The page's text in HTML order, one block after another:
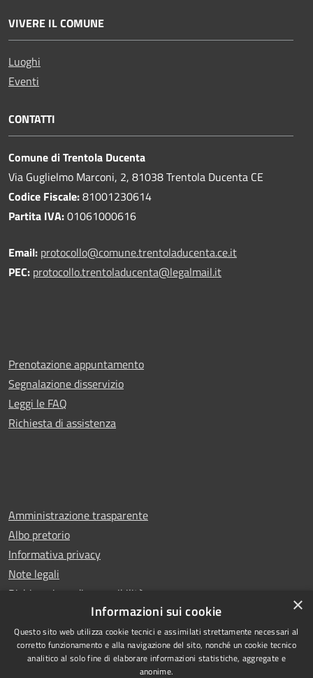
VIVERE IL COMUNE
Luoghi
Eventi
CONTATTI
Comune di Trentola Ducenta
Via Guglielmo Marconi, 2, 81038 Trentola Ducenta CE
Codice Fiscale:81001230614
Partita IVA:01061000616
Email: protocollo@comune.trentoladucenta.ce.it
PEC: protocollo.trentoladucenta@legalmail.it
Prenotazione appuntamento
Segnalazione disservizio
Leggi le FAQ
Richiesta di assistenza
Amministrazione trasparente
Albo pretorio
Informativa privacy
Note legali
Dichiarazione di accessibilità
RSS
Copyright © 2025 Comune di
×
Informazioni sui cookie
Questo sito web utilizza cookie tecnici e assimilati strettamente necessari al
corretto funzionamento e alla navigazione del sito, nonché un cookie tecnico
analitico al solo fine di elaborare informazioni statistiche, aggregate e
anonime.